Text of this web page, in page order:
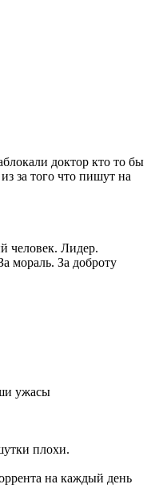
доктор кто то бы
за того что пишут на
человек. Лидер.
мораль. За доброту
ужасы
плохи.
на каждый день